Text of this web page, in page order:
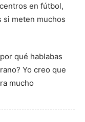
en fútbol,
si meten muchos
qué hablabas
Yo creo que
mucho